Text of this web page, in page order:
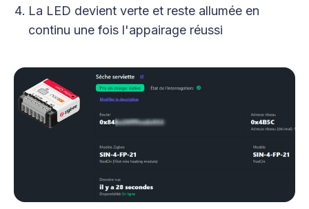
La LED devient verte et reste allumée en
continu une fois l'appairage réussi